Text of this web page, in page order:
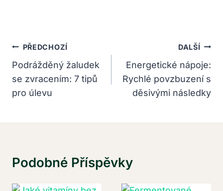
Navigace
Pro
Příspěvek
PŘEDCHOZÍ
Podrážděný žaludek
se zvracením: 7 tipů
pro úlevu
DALŠÍ
Energetické nápoje:
Rychlé povzbuzení s
děsivými následky
Podobné Příspěvky